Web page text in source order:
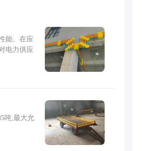
能。在应
电力供应
吨,最大允